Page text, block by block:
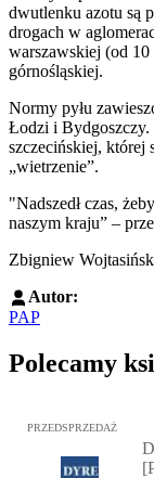
dwutlenku azotu są
drogach w
warszawskiej (od 10
górnośląskiej.
Normy pyłu
Łodzi i Bydgoszczy.
szczecińskiej, której
„wietrzenie”.
"Nadszedł czas,
naszym kraju” –
Zbigniew
Autor:
PAP
Polecamy
Przejdź do:
PRZEDSPRZEDAŻ